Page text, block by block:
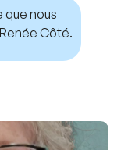
que nous
Côté.